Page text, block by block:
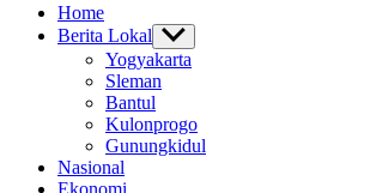
Home
Berita Lokal Show
sub
menu
Yogyakarta
Sleman
Bantul
Kulonprogo
Gunungkidul
Nasional
Ekonomi